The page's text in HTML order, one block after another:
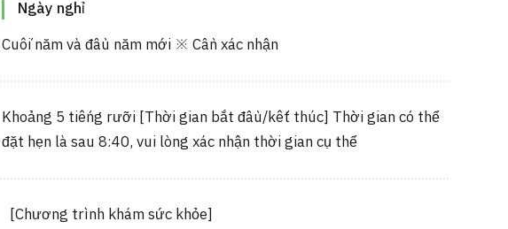
Ngày nghỉ
Cuối năm và đầu năm mới ※ Cần xác nhận
Khoảng 5 tiếng rưỡi [Thời gian bắt đầu/kết thúc] Thời gian có thể
đặt hẹn là sau 8:40, vui lòng xác nhận thời gian cụ thể
[Chương trình khám sức khỏe]